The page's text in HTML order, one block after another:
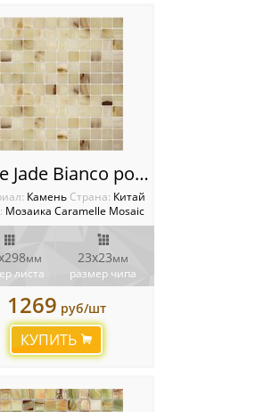
Onice Jade Bianco pol Мозаика Caramelle mosaica Pietrine
Камень Cтрана: Китай
Мозаика Caramelle Mosaic
мм
листа
23x23мм
размер чипа
1269 руб/шт
КУПИТЬ